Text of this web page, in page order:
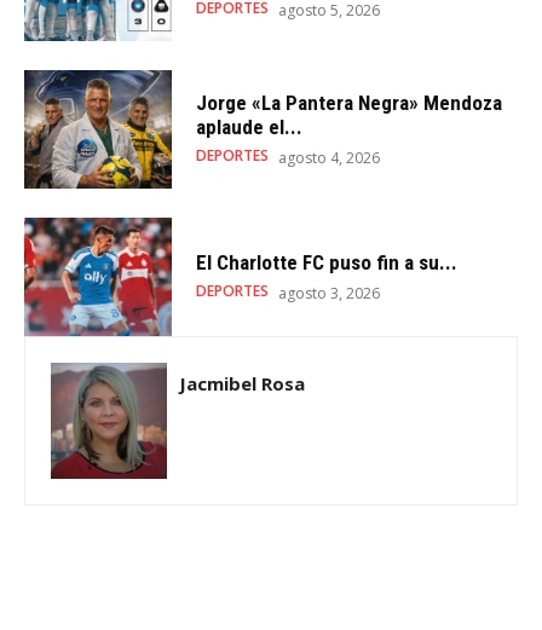
DEPORTES agosto 5, 2026
Jorge «La Pantera Negra» Mendoza
aplaude el...
DEPORTES agosto 4, 2026
El Charlotte FC puso fin a su...
DEPORTES agosto 3, 2026
Jacmibel Rosa